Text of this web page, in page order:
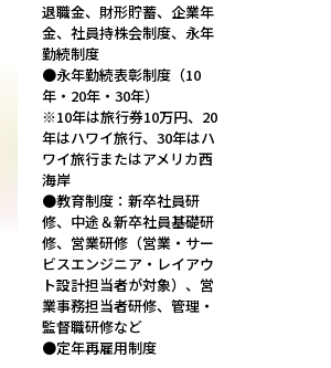
退職金、財形貯蓄、企業年
金、社員持株会制度、永年
勤続制度
●永年勤続表彰制度（10
年・20年・30年）
※10年は旅行券10万円、20
年はハワイ旅行、30年はハ
ワイ旅行またはアメリカ西
海岸
●教育制度：新卒社員研
修、中途＆新卒社員基礎研
修、営業研修（営業・サー
ビスエンジニア・レイアウ
ト設計担当者が対象）、営
業事務担当者研修、管理・
監督職研修など
●定年再雇用制度